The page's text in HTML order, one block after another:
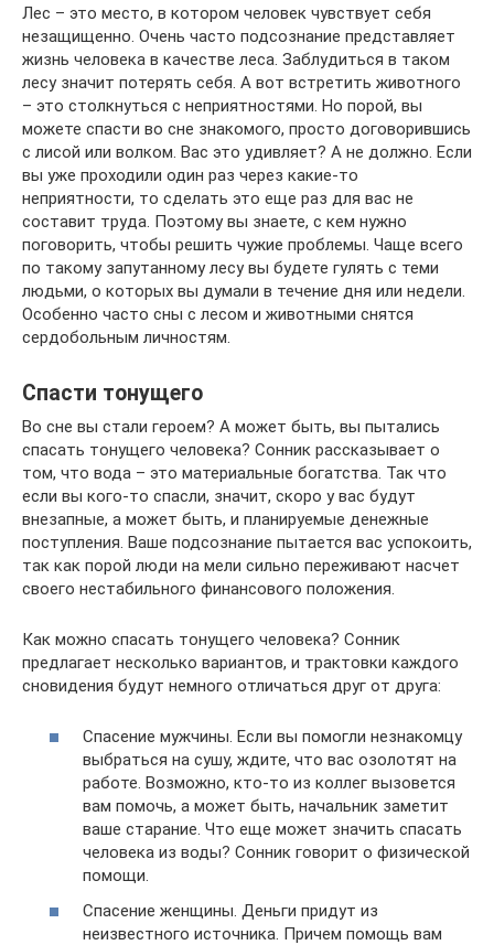
Лес – это место, в котором человек чувствует себя
незащищенно. Очень часто подсознание представляет
жизнь человека в качестве леса. Заблудиться в таком
лесу значит потерять себя. А вот встретить животного
– это столкнуться с неприятностями. Но порой, вы
можете спасти во сне знакомого, просто договорившись
с лисой или волком. Вас это удивляет? А не должно. Если
вы уже проходили один раз через какие-то
неприятности, то сделать это еще раз для вас не
составит труда. Поэтому вы знаете, с кем нужно
поговорить, чтобы решить чужие проблемы. Чаще всего
по такому запутанному лесу вы будете гулять с теми
людьми, о которых вы думали в течение дня или недели.
Особенно часто сны с лесом и животными снятся
сердобольным личностям.
Спасти тонущего
Во сне вы стали героем? А может быть, вы пытались
спасать тонущего человека? Сонник рассказывает о
том, что вода – это материальные богатства. Так что
если вы кого-то спасли, значит, скоро у вас будут
внезапные, а может быть, и планируемые денежные
поступления. Ваше подсознание пытается вас успокоить,
так как порой люди на мели сильно переживают насчет
своего нестабильного финансового положения.
Как можно спасать тонущего человека? Сонник
предлагает несколько вариантов, и трактовки каждого
сновидения будут немного отличаться друг от друга:
Спасение мужчины. Если вы помогли незнакомцу
выбраться на сушу, ждите, что вас озолотят на
работе. Возможно, кто-то из коллег вызовется
вам помочь, а может быть, начальник заметит
ваше старание. Что еще может значить спасать
человека из воды? Сонник говорит о физической
помощи.
Спасение женщины. Деньги придут из
неизвестного источника. Причем помощь вам